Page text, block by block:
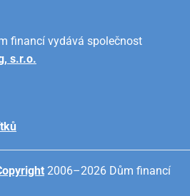
financí vydává společnost
s.r.o.
2006–2026 Dům financí